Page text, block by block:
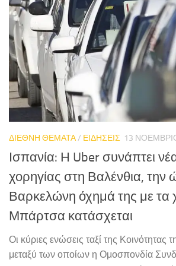
ΔΙΕΘΝΗ ΘΕΜΑΤΑ/ ΕΙΔΗΣΕΙΣ 13
Ισπανία: Η Uber συνάπτει
χορηγίας στη Βαλένθια,
Βαρκελώνη όχημά της με τα
Μπάρτσα κατάσχεται
Οι κύριες ενώσεις ταξί της Κοινότητας
μεταξύ των οποίων η Ομοσπονδία